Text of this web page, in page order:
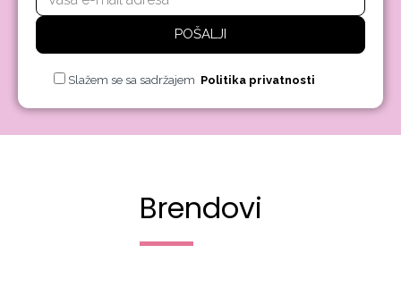
POŠALJI
Slažem se sa sadržajem Politika privatnosti
Brendovi